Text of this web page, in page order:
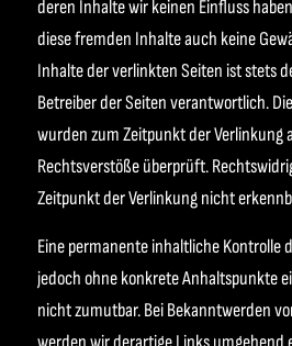
deren Inhalte wir keinen Einfluss
diese fremden Inhalte auch keine
Inhalte der verlinkten Seiten ist stets
Betreiber der Seiten verantwortlich.
wurden zum Zeitpunkt der Verlinkung
Rechtsverstöße überprüft.
Zeitpunkt der Verlinkung nicht
Eine permanente inhaltliche Kontrolle
jedoch ohne konkrete Anhaltspunkte
nicht zumutbar. Bei Bekanntwerden